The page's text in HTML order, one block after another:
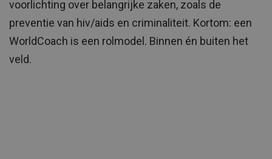
voorlichting over belangrijke zaken, zoals de
preventie van hiv/aids en criminaliteit. Kortom: een
WorldCoach is een rolmodel. Binnen én buiten het
veld.